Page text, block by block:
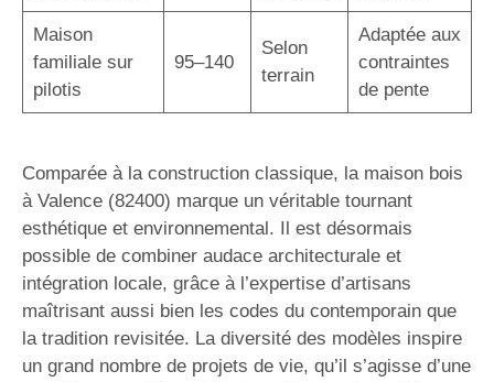
Maison
familiale sur
pilotis
95–140
Selon
terrain
Adaptée aux
contraintes
de pente
Comparée à la construction classique, la maison bois
à Valence (82400) marque un véritable tournant
esthétique et environnemental. Il est désormais
possible de combiner audace architecturale et
intégration locale, grâce à l’expertise d’artisans
maîtrisant aussi bien les codes du contemporain que
la tradition revisitée. La diversité des modèles inspire
un grand nombre de projets de vie, qu’il s’agisse d’une